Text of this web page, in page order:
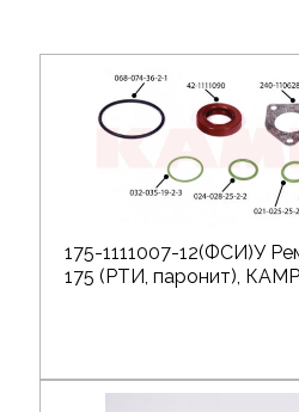
175-1111007-12(ФСИ)У
175 (РТИ, паронит),